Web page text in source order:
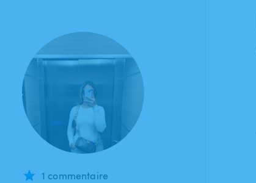
1 commentaire